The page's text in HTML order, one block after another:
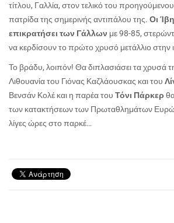
τίτλου, Γαλλία, στον τελικό του
πατρίδα της σημερινής αντιπάλου της. Οι
επικρατήσει των Γάλλων με 98-85,
να κερδίσουν το πρώτο χρυσό μετάλλιο στην
Το βράδυ, λοιπόν! Θα διπλασιάσει τα χρυσά
Λιθουανία του Γιόνας Καζλάουσκας και του
Βενσάν Κολέ και η παρέα του Τόνι Πάρκερ
των κατακτήσεων των Πρωταθλημάτων
λίγες ώρες στο παρκέ…